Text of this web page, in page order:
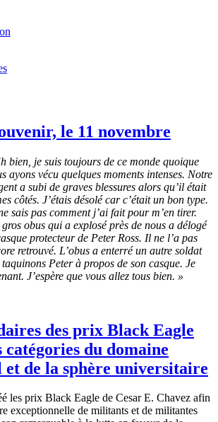
le 11 novembre
bien, je suis toujours de ce monde quoique
ayons vécu quelques moments intenses. Notre
a subi de graves blessures alors qu’il était
côtés. J’étais désolé car c’était un bon type.
sais pas comment j’ai fait pour m’en tirer.
obus qui a explosé près de nous a délogé
protecteur de Peter Ross. Il ne l’a pas
retrouvé. L’obus a enterré un autre soldat
Peter à propos de son casque. Je
J’espère que vous allez tous bien. »
des prix Black Eagle
catégories du domaine
de la sphère universitaire
les prix Black Eagle de Cesar E. Chavez afin
exceptionnelle de militants et de militantes